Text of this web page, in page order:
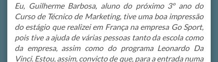
Eu, Guilherme Barbosa, aluno do próximo 3º ano do
Curso de Técnico de Marketing, tive uma boa impressão
do estágio que realizei em França na empresa Go Sport,
pois tive a ajuda de várias pessoas tanto da escola como
da empresa, assim como do programa Leonardo Da
Vinci. Estou, assim, convicto de que, para a entrada numa